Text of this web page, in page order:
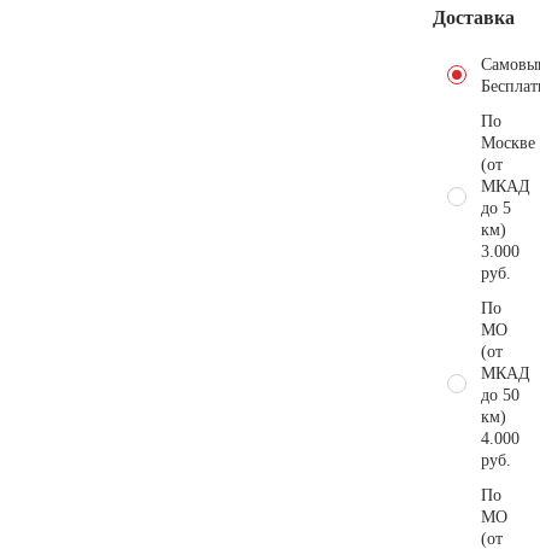
Доставка
По
Москве
(от
МКАД
до 5
км)
3.000
руб.
По
МО
(от
МКАД
до 50
км)
4.000
руб.
По
МО
(от